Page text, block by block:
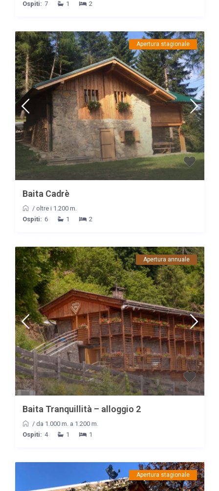
Ospiti: 7 1 2
Apertura stagionale
Baita Cadrè
/ oltre i 1.200 m.
Ospiti: 6 1 2
Apertura annuale
Baita Tranquillità – alloggio 2
/ da 1.000 m. a 1.200 m.
Ospiti: 4 1 1
Apertura stagionale